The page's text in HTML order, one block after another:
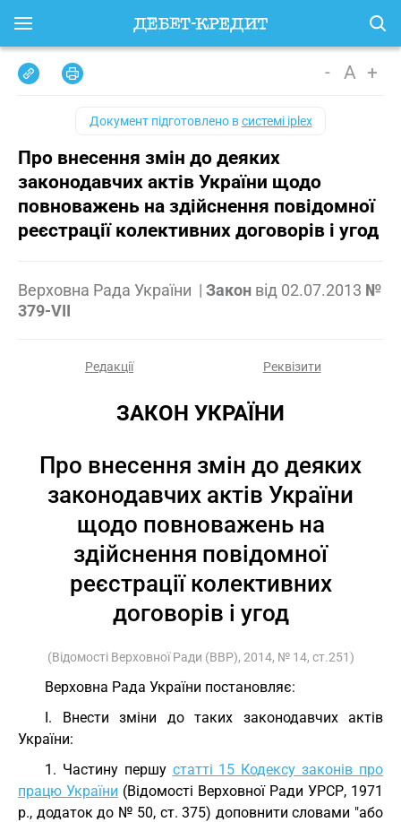
- A +
Документ підготовлено всистемі iplex
Про внесення змін до деяких
законодавчих актів України щодо
повноважень на здійснення повідомної
реєстрації колективних договорів і угод
Верховна Рада України | Закон від 02.07.2013 №
379-VII
Редакції Реквізити
ЗАКОН УКРАЇНИ
Про внесення змін до деяких
законодавчих актів України
щодо повноважень на
здійснення повідомної
реєстрації колективних
договорів і угод
(Відомості Верховної Ради (ВВР), 2014, № 14, ст.251)
Верховна Рада України постановляє:
I. Внести зміни до таких законодавчих актів
України:
1. Частину першу статті 15 Кодексу законів про
працю України (Відомості Верховної Ради УРСР, 1971
р., додаток до № 50, ст. 375) доповнити словами "або